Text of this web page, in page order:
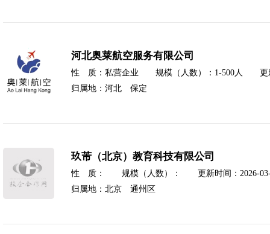
河北奥莱航空服务有限公司
性 质：私营企业 规模（人数）：1-500人 更
归属地：河北 保定
玖芾（北京）教育科技有限公司
性 质： 规模（人数）： 更新时间：2026-
归属地：北京 通州区